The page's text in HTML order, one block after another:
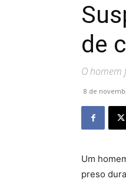
de
O homem
8 de
Um
preso